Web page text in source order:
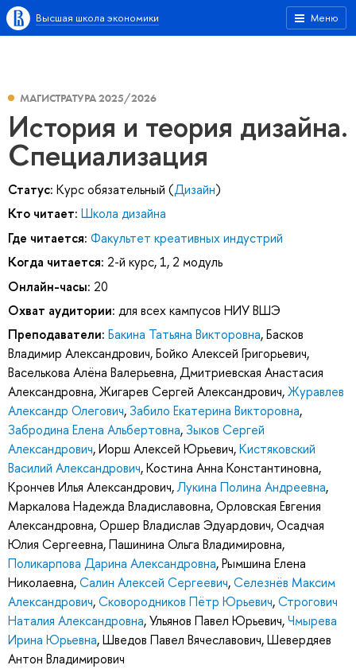
Меню
Высшая школа экономики
МАГИСТРАТУРА 2025/2026
История и теория дизайна.
Специализация
Статус: Курс обязательный (Дизайн)
Кто читает: Школа дизайна
Где читается: Факультет креативных индустрий
Когда читается: 2-й курс, 1, 2 модуль
Онлайн-часы: 20
Охват аудитории: для всех кампусов НИУ ВШЭ
Преподаватели: Бакина Татьяна Викторовна,Басков
Владимир Александрович,Бойко Алексей Григорьевич,
Васелькова Алёна Валерьевна,Дмитриевская Анастасия
Александровна,Жигарев Сергей Александрович,Журавлев
Александр Олегович, Забило Екатерина Викторовна,
Забродина Елена Альбертовна, Зыков Сергей
Александрович,Иорш Алексей Юрьевич,Кистяковский
Василий Александрович,Костина Анна Константиновна,
Крончев Илья Александрович,Лукина Полина Андреевна,
Маркалова Надежда Владиславовна,Орловская Евгения
Александровна,Оршер Владислав Эдуардович,Осадчая
Юлия Сергеевна,Пашинина Ольга Владимировна,
Поликарпова Дарина Александровна,Рымшина Елена
Николаевна,Салин Алексей Сергеевич,Селезнёв Максим
Александрович,Сковородников Пётр Юрьевич,Строгович
Наталия Александровна,Ульянов Павел Юрьевич,Чмырева
Ирина Юрьевна,Шведов Павел Вячеславович,Шевердяев
Антон Владимирович